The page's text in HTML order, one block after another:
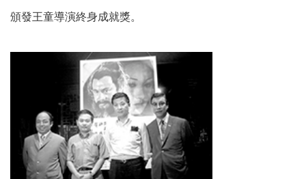
頒發王童導演終身成就獎。